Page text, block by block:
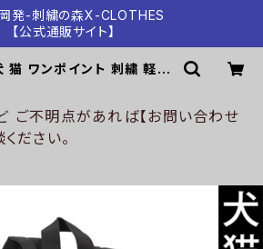
発-刺繍の森X-CLOTHES
公式通販サイト】
猫 ワンポイント 刺繍 軽量
犬 チワワ シーズー シュナ
コーイケルホンディエ ビ
ーゼ クリスマス ori-a-bg
ご不明点があれば【お問い合わせ
ださい。